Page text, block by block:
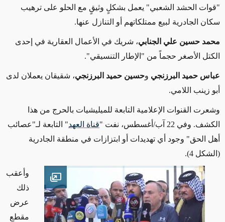
"قوات الحشد الشعبي" يعمل بشكلٍ وثيقٍ مع الحلو على ترهيب
سكان الجادرية لبيع ممتلكاتهم أو التنازل عنها.
محمد حسين علي الجنابي، شريك في الأعمال العقارية في إحدى
الكتل الأصغر حجماً من "الإطار التنسيقي".
عباس حميد البرزنجي وحسين حميد البرزنجي، شقيقان يعملان لدى
أبو زينب اللامي.
وشعرت القنوات الإعلامية التابعة للميليشيات بالحرج من هذا
الكشف. وفي 22 آب/أغسطس، نفت " قناة العهد" التابعة لـ"عصائب
أهل الحق" وجود أي تهديدات أو ابتزازات في منطقة الجادرية
(الشكل 4)
.
Open image
وأعقب
ذلك
عرض
مقطع